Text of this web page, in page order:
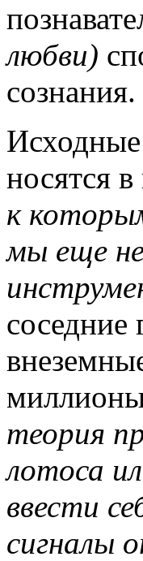
любви)
сознания.
Исходные
носятся в
к
мы еще
соседние
миллионы
теория
лотоса
ввести
сигналы